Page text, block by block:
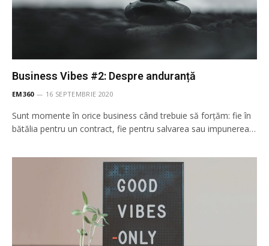
Business Vibes #2: Despre anduranță
EM360 16 SEPTEMBRIE 2020
Sunt momente în orice business când trebuie să forțăm: fie în
bătălia pentru un contract, fie pentru salvarea sau impunerea…